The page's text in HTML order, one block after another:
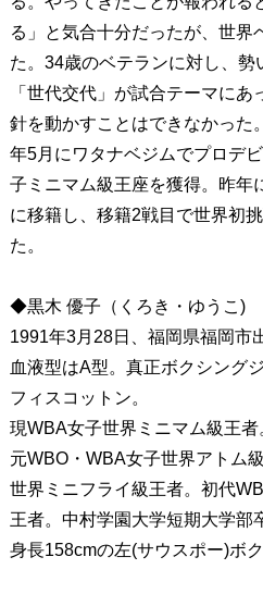
る」と気合十分だったが、世界
た。34歳のベテランに対し、勢
「世代交代」が試合テーマに
針を動かすことはできなかった
年5月にワタナベジムでプロデ
子ミニマム級王座を獲得。昨年
に移籍し、移籍2戦目で世界初
た。
◆黒木 優子（くろき・ゆうこ)
1991年3月28日、福岡県福岡市
血液型はA型。真正ボクシング
フィスコットン。
現WBA女子世界ミニマム級王者
元WBO・WBA女子世界アトム
世界ミニフライ級王者。初代
王者。中村学園大学短期大学部
身長158cmの左(サウスポー)ボ